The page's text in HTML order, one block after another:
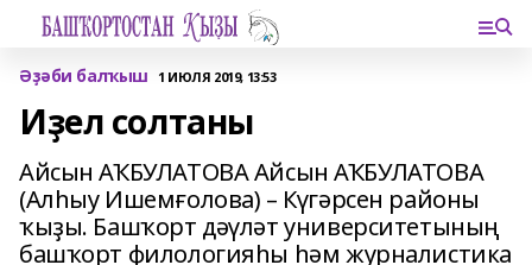
Әҙәби балҡыш 1 ИЮЛЯ 2019, 13:53
Иҙел солтаны
Айсын АҠБУЛАТОВА Айсын АҠБУЛАТОВА
(Алһыу Ишемғолова) – Күгәрсен районы
ҡыҙы. Башҡорт дәүләт университетының
башҡорт филологияһы һәм журналистика